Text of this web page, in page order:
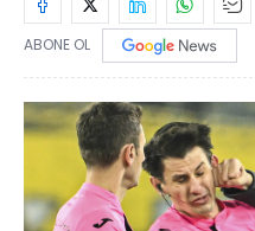
ABONE OL